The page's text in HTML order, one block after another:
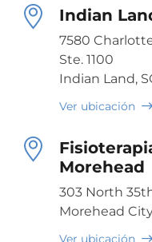
Indian
7580
Ste. 1100
Indian Land,
Ver ubicación
Morehead
303 North
Morehead
Ver ubicación